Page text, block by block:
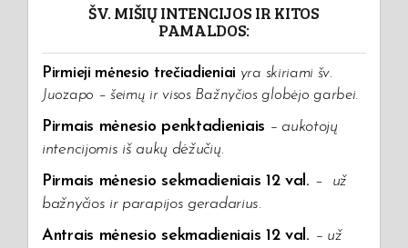
ŠV. MIŠIŲ INTENCIJOS IR KITOS
PAMALDOS:
Pirmieji mėnesio trečiadieniai yra skiriami šv.
Juozapo – šeimų ir visos Bažnyčios globėjo garbei.
Pirmais mėnesio penktadieniais – aukotojų
intencijomis iš aukų dėžučių.
Pirmais mėnesio sekmadieniais 12 val. –
už
bažnyčios ir parapijos geradarius.
Antrais mėnesio sekmadieniais 12 val. – už